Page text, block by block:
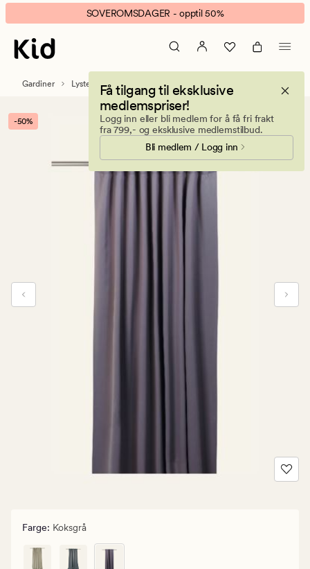
Alva
lysdempende
gardin
koksgrå
banner.
Klikk
ESCAPE
pause.
SOVEROMSDAGER - opptil 50%
Få tilgang til eksklusive
medlemspriser!
Logg inn eller bli medlem for å få fri frakt
fra 799,- og eksklusive medlemstilbud.
Bli medlem / Logg inn
Gardiner Lystette og lysdempende gardiner
-50%
Farge: Koksgrå